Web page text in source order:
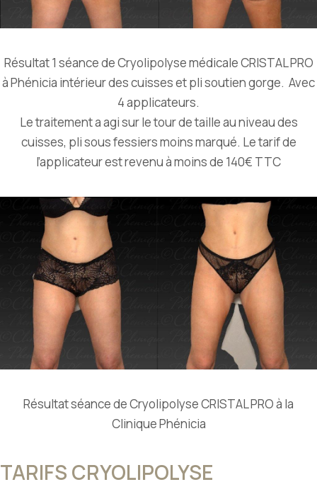
Résultat 1 séance de Cryolipolyse médicale CRISTAL PRO
à Phénicia intérieur des cuisses et pli soutien gorge. Avec
4 applicateurs.
Le traitement a agi sur le tour de taille au niveau des
cuisses, pli sous fessiers moins marqué. Le tarif de
l’applicateur est revenu à moins de 140€ TTC
Résultat séance de Cryolipolyse CRISTAL PRO à la
Clinique Phénicia
TARIFS CRYOLIPOLYSE